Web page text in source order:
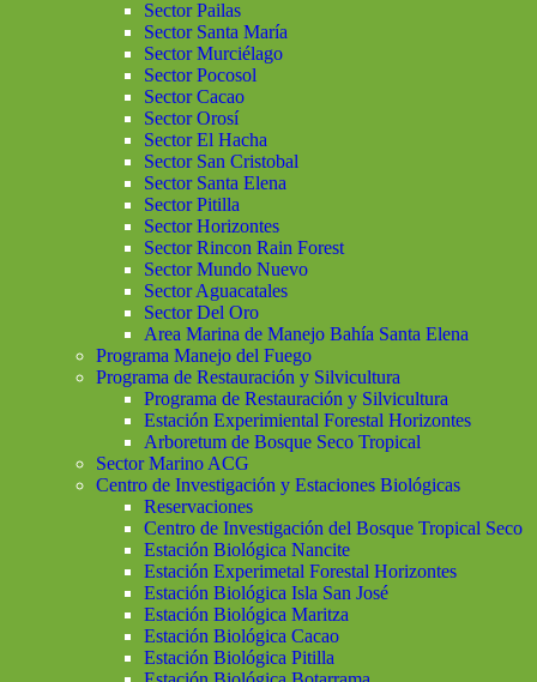
Sector Pailas
Sector Santa María
Sector Murciélago
Sector Pocosol
Sector Cacao
Sector Orosí
Sector El Hacha
Sector San Cristobal
Sector Santa Elena
Sector Pitilla
Sector Horizontes
Sector Rincon Rain Forest
Sector Mundo Nuevo
Sector Aguacatales
Sector Del Oro
Area Marina de Manejo Bahía Santa Elena
Programa Manejo del Fuego
Programa de Restauración y Silvicultura
Programa de Restauración y Silvicultura
Estación Experimiental Forestal Horizontes
Arboretum de Bosque Seco Tropical
Sector Marino ACG
Centro de Investigación y Estaciones Biológicas
Reservaciones
Centro de Investigación del Bosque Tropical Seco
Estación Biológica Nancite
Estación Experimetal Forestal Horizontes
Estación Biológica Isla San José
Estación Biológica Maritza
Estación Biológica Cacao
Estación Biológica Pitilla